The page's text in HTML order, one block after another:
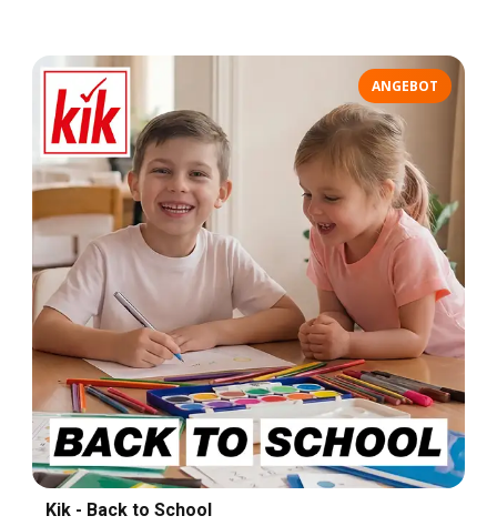
ANGEBOT
Kik - Back to School